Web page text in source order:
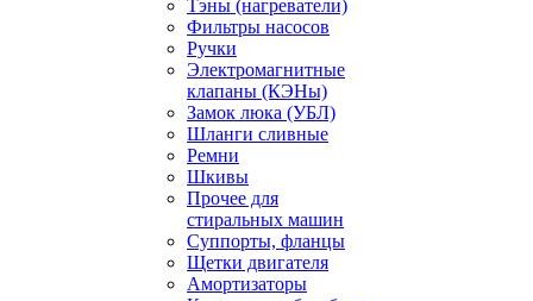
Тэны (нагреватели)
Фильтры насосов
Ручки
Электромагнитные
клапаны (КЭНы)
Замок люка (УБЛ)
Шланги сливные
Ремни
Шкивы
Прочее для
стиральных машин
Суппорты, фланцы
Щетки двигателя
Амортизаторы